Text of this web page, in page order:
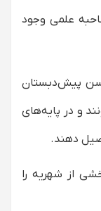
علمی وجود
سن پیش‌دبستان
شونند و در پایه‌های
دهند.
از شهریه را